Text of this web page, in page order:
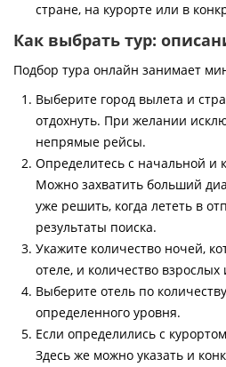
стране, на курорте или в
Как выбрать тур:
Подбор тура онлайн занимает
Выберите город вылета и
отдохнуть. При желании
непрямые рейсы.
Определитесь с начальной и
Можно захватить больший
уже решить, когда лететь в
результаты поиска.
Укажите количество ночей,
отеле, и количество взрослых
Выберите отель по
определенного уровня.
Если определились с
Здесь же можно указать и